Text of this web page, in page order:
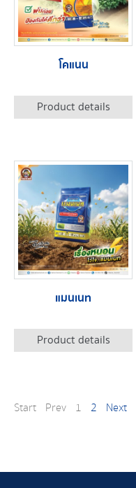
โคแนน
Product details
แมนเนท
Product details
Start Prev 1 2 Next